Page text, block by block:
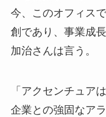
今、このオフィス
創であり、事業成
加治さんは言う。
「アクセンチュア
企業との強固なア